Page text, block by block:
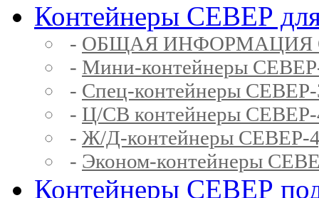
Контейнеры СЕВЕР для
- ОБЩАЯ ИНФОРМАЦИЯ
- Мини-контейнеры
- Спец-контейнеры
- Ц/СВ контейнеры
- Ж/Д-контейнеры
- Эконом-контейнеры
Контейнеры СЕВЕР